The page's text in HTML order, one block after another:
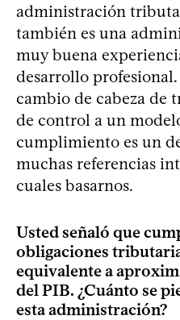
administración
también es una
muy buena
desarrollo
cambio de cabeza de
de control a un
cumplimiento es un
muchas referencias
cuales basarnos.
Usted señaló que
obligaciones
equivalente a
del PIB. ¿Cuánto se
esta administración?